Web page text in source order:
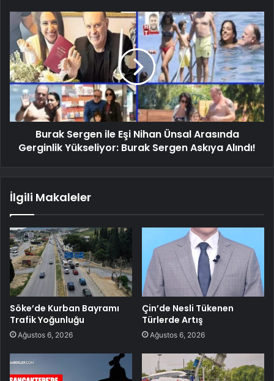
Burak Sergen ile Eşi Nihan Ünsal Arasında
Gerginlik Yükseliyor: Burak Sergen Askıya Alındı!
İlgili Makaleler
Söke’de Kurban Bayramı
Trafik Yoğunluğu
Ağustos 6, 2026
Çin’de Nesli Tükenen
Türlerde Artış
Ağustos 6, 2026